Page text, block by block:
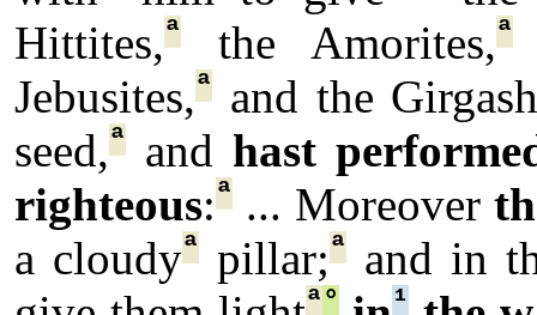
Hittites,ª the Amorites,ª
Jebusites,ª
and the
seed,ª and hast
righteous:ª ... Moreover
a cloudyª pillar;ª
and in
ª° ¹